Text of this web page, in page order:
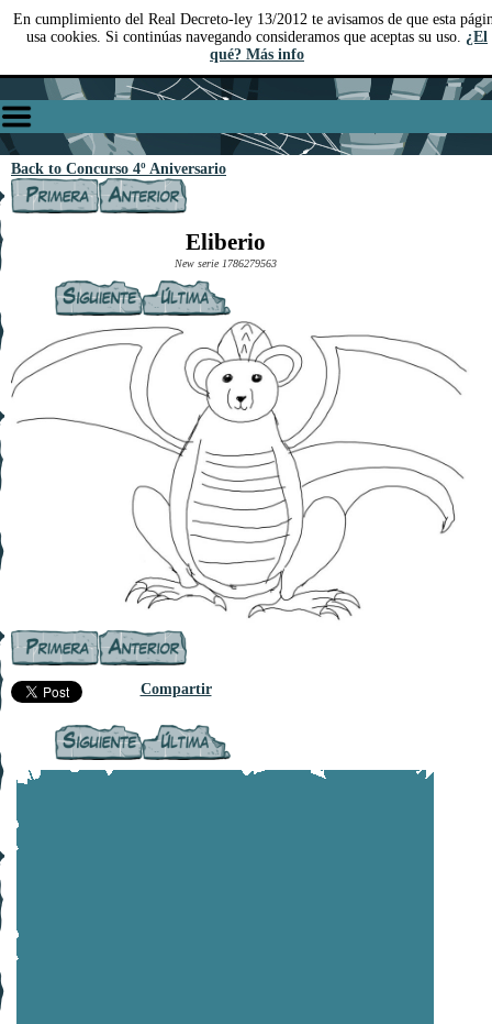
En cumplimiento del Real Decreto-ley 13/2012 te avisamos de que esta
usa cookies. Si continúas navegando consideramos que aceptas su uso. ¿El
qué? Más info
Back to Concurso 4º Aniversario
Eliberio
New serie 1786279563
Compartir